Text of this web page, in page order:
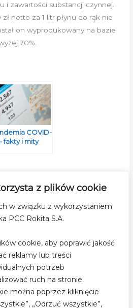
z plików cookie
w związku z wykorzystaniem
PCC Rokita S.A.
cookie, aby poprawić jakość
reklamy lub treści
potrzeb
ruch na stronie.
można poprzez kliknięcie
„Odrzuć wszystkie”,
i zawartości substancji czynnej.
netto za 1 litr płynu do rąk nie
on wyprodukowany na bazie
70%.
COVID-
fakty i mity